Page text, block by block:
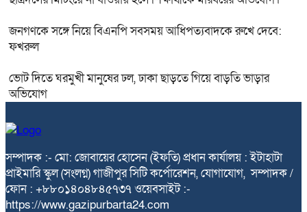
জনগণকে সঙ্গে নিয়ে বিএনপি সবসময় আধিপত্যবাদকে রুখে দেবে:
ফখরুল
ভোট দিতে ঘরমুখী মানুষের ঢল, ঢাকা ছাড়তে গিয়ে বাড়তি ভাড়ার
অভিযোগ
সম্পাদক :- মো: জোবায়ের হোসেন (ইফতি) প্রধান কার্যালয় : ইটাহাটা
প্রাইমারি স্কুল (সংলগ্ন) গাজীপুর সিটি কর্পোরেশন, যোগাযোগ, সম্পাদক /
ফোন : +৮৮০১৪০৪৮৪৫৭৩৭ ওয়েবসাইট :-
https://www.gazipurbarta24.com